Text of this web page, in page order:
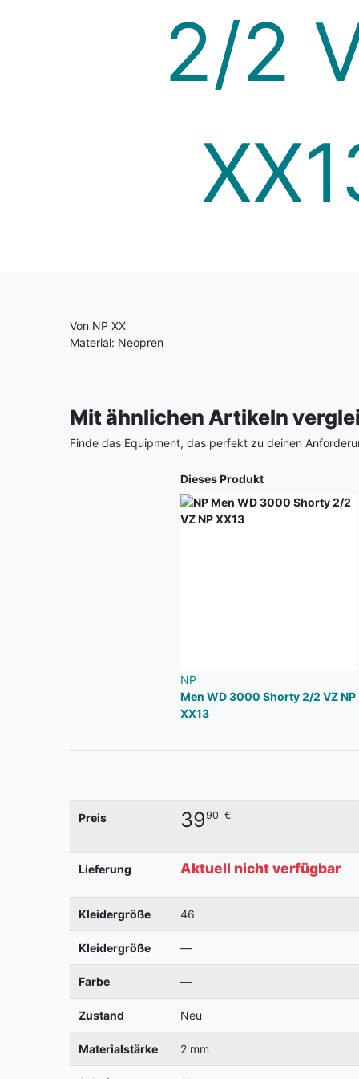
Von NP XX
Material: Neopren
Mit ähnlichen Artikeln
Finde das Equipment, das perfekt zu deinen
Dieses Produkt
NP
Men WD 3000 Shorty 2/2 VZ NP
XX13
Preis 3990 €
Lieferung Aktuell nicht verfügbar
Kleidergröße 46
Kleidergröße —
Farbe —
Zustand Neu
Materialstärke 2 mm